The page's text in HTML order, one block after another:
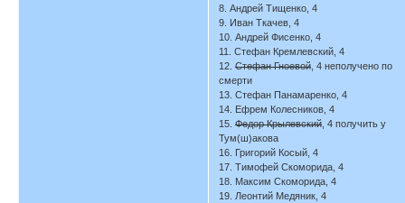
8. Андрей Тищенко, 4
9. Иван Ткачев, 4
10. Андрей Фисенко, 4
11. Стефан Кремлевский, 4
12.Стефан Гноевой , 4 неполучено по
смерти
13. Стефан Панамаренко, 4
14. Ефрем Колесников, 4
15.Федор Крылевский , 4 получить у
Тум(ш)акова
16. Григорий Косый, 4
17. Тимофей Скоморида, 4
18. Максим Скоморида, 4
19. Леонтий Медяник, 4